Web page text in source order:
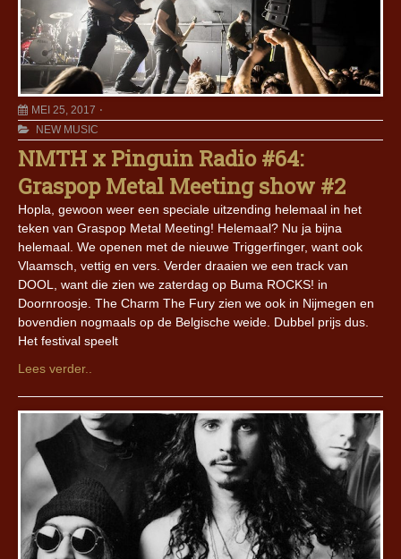
MEI 25, 2017
NEW MUSIC
NMTH x Pinguin Radio #64:
Graspop Metal Meeting show #2
Hopla, gewoon weer een speciale uitzending helemaal in het
teken van Graspop Metal Meeting! Helemaal? Nu ja bijna
helemaal. We openen met de nieuwe Triggerfinger, want ook
Vlaamsch, vettig en vers. Verder draaien we een track van
DOOL, want die zien we zaterdag op Buma ROCKS! in
Doornroosje. The Charm The Fury zien we ook in Nijmegen en
bovendien nogmaals op de Belgische weide. Dubbel prijs dus.
Het festival speelt
Lees verder..